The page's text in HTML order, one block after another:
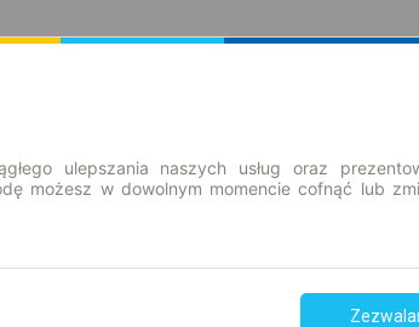
ulepszania naszych usług oraz
możesz w dowolnym momencie cofnąć lub